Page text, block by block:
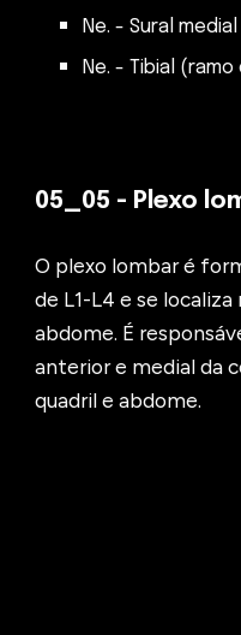
Ne. - Sural
Ne. - Tibial
05_05 - Plexo
O plexo lombar é
de L1-L4 e se
abdome. É
anterior e medial da
quadril e abdome.